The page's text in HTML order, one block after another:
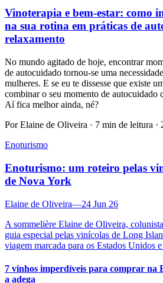
Vinoterapia e bem-estar: como
na sua rotina em práticas de
relaxamento
No mundo agitado de hoje, encontrar
de autocuidado tornou-se uma
mulheres. E se eu te dissesse que existe
combinar o seu momento de autocuidado
Aí fica melhor ainda, né?
Por Elaine de Oliveira · 7 min de leitura ·
Enoturismo
Enoturismo: um roteiro pelas
de Nova York
Elaine de Oliveira—24 Jun 26
A sommelière Elaine de Oliveira,
guia especial pelas vinícolas de Long
viagem marcada para os Estados Unidos
7 vinhos imperdíveis para comprar na
a adega